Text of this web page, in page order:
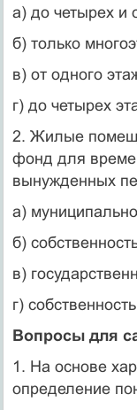
а) до четырех и
б) только
в) от одного
г) до четырех
2. Жилые
фонд для
вынужденных
а)
б)
в)
г)
Вопросы для
1. На основе
определение